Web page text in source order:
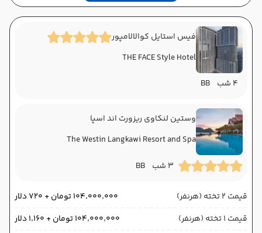
فیس استایل کوالالامپور
THE FACE Style Hotel
4 شب
BB
وستین لنکاوی ریزورت اند اسپا
The Westin Langkawi Resort and Spa
3 شب BB
قیمت 2 تخته (هرنفر)
۱۰۴٬۰۰۰٬۰۰۰ تومان + ۷۲۰ دلار
قیمت 1 تخته (هرنفر)
۱۰۴٬۰۰۰٬۰۰۰ تومان + ۱٬۱۶۰ دلار